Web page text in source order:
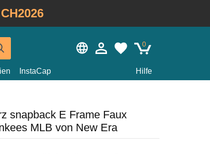
CH2026
0
InstaCap Hilfe
snapback E Frame Faux
MLB von New Era